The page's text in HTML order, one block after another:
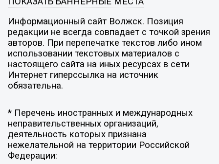
Информационный сайт Волжск. Позиция
редакции не всегда совпадает с точкой зрения
авторов. При перепечатке текстов либо ином
использовании текстовых материалов с
настоящего сайта на иных ресурсах в сети
Интернет гиперссылка на источник
обязательна.
* Перечень иностранных и международных
неправительственных организаций,
деятельность которых признана
нежелательной на территории Российской
Федерации: